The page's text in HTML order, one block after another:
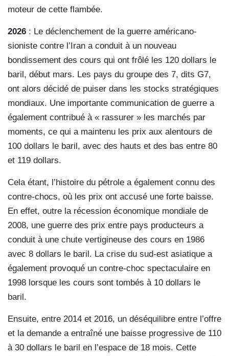
moteur de cette flambée.
2026 : Le déclenchement de la guerre américano-
sioniste contre l’Iran a conduit à un nouveau
bondissement des cours qui ont frôlé les 120 dollars le
baril, début mars. Les pays du groupe des 7, dits G7,
ont alors décidé de puiser dans les stocks stratégiques
mondiaux. Une importante communication de guerre a
également contribué à « rassurer » les marchés par
moments, ce qui a maintenu les prix aux alentours de
100 dollars le baril, avec des hauts et des bas entre 80
et 119 dollars.
Cela étant, l’histoire du pétrole a également connu des
contre-chocs, où les prix ont accusé une forte baisse.
En effet, outre la récession économique mondiale de
2008, une guerre des prix entre pays producteurs a
conduit à une chute vertigineuse des cours en 1986
avec 8 dollars le baril. La crise du sud-est asiatique a
également provoqué un contre-choc spectaculaire en
1998 lorsque les cours sont tombés à 10 dollars le
baril.
Ensuite, entre 2014 et 2016, un déséquilibre entre l’offre
et la demande a entraîné une baisse progressive de 110
à 30 dollars le baril en l’espace de 18 mois. Cette